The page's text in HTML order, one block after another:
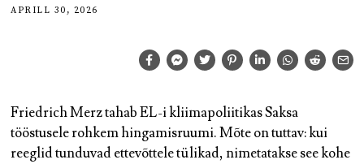
APRILL 30, 2026
Friedrich Merz tahab EL-i kliimapoliitikas Saksa
tööstusele rohkem hingamisruumi. Mõte on tuttav: kui
reeglid tunduvad ettevõttele tülikad, nimetatakse see kohe